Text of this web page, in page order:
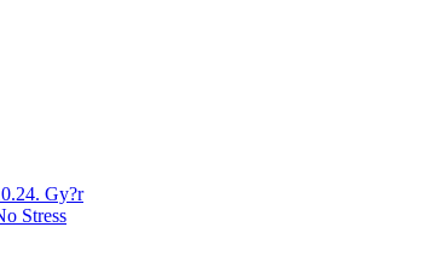
Gy?r
Stress